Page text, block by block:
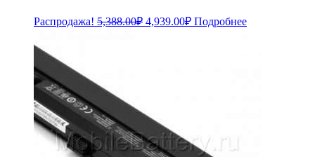
Распродажа! 5,388.00₽ Первоначальная
4,939.00₽Текущая
цена:
Подробнее